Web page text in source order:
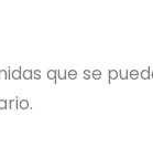
que se